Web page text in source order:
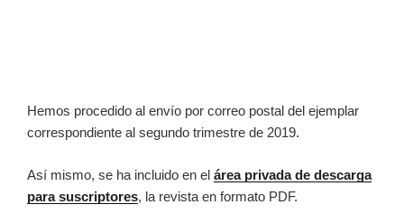
Hemos procedido al envío por correo postal del ejemplar
correspondiente al segundo trimestre de 2019.
Así mismo, se ha incluido en el área privada de descarga
para suscriptores, la revista en formato PDF.